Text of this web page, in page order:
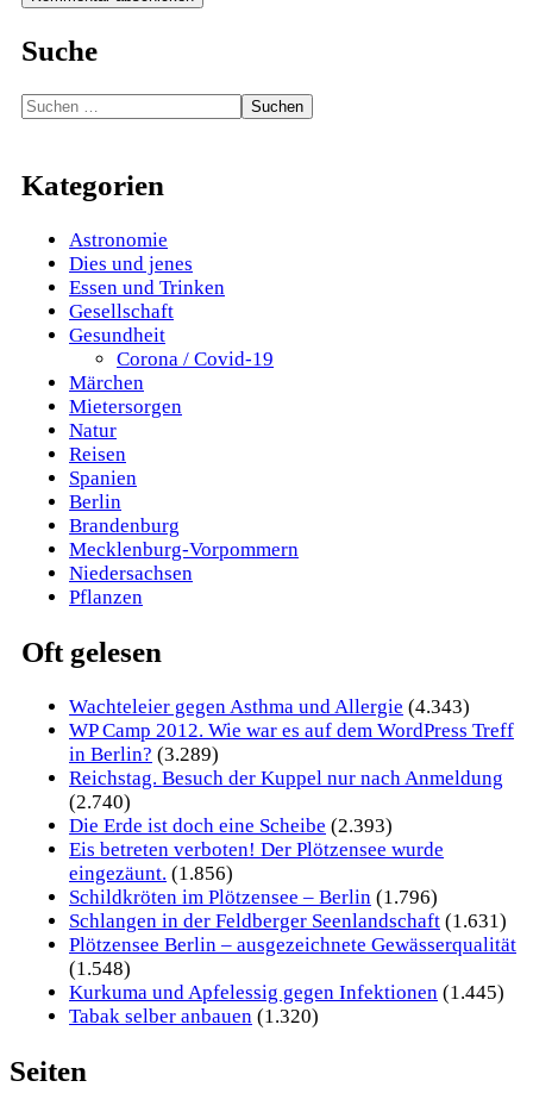
Suche
Suchen
Kategorien
Astronomie
Dies und jenes
Essen und Trinken
Gesellschaft
Gesundheit
Corona / Covid-19
Märchen
Mietersorgen
Natur
Reisen
Spanien
Berlin
Brandenburg
Mecklenburg-Vorpommern
Niedersachsen
Pflanzen
Oft gelesen
Wachteleier gegen Asthma und Allergie (4.343)
WP Camp 2012. Wie war es auf dem WordPress Treff
in Berlin? (3.289)
Reichstag. Besuch der Kuppel nur nach Anmeldung
(2.740)
Die Erde ist doch eine Scheibe (2.393)
Eis betreten verboten! Der Plötzensee wurde
eingezäunt. (1.856)
Schildkröten im Plötzensee – Berlin (1.796)
Schlangen in der Feldberger Seenlandschaft (1.631)
Plötzensee Berlin – ausgezeichnete Gewässerqualität
(1.548)
Kurkuma und Apfelessig gegen Infektionen (1.445)
Tabak selber anbauen (1.320)
Seiten